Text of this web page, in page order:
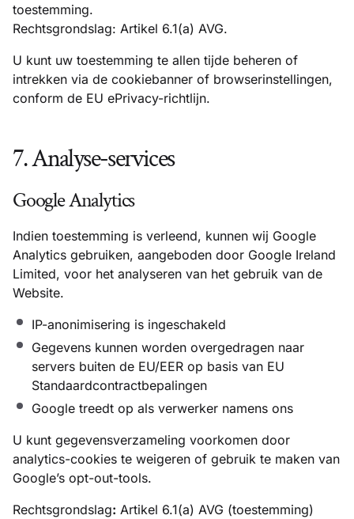
toestemming.
Rechtsgrondslag: Artikel 6.1(a) AVG.
U kunt uw toestemming te allen tijde beheren of
intrekken via de cookiebanner of browserinstellingen,
conform de EU ePrivacy-richtlijn.
7. Analyse-services
Google Analytics
Indien toestemming is verleend, kunnen wij Google
Analytics gebruiken, aangeboden door Google Ireland
Limited, voor het analyseren van het gebruik van de
Website.
IP-anonimisering is ingeschakeld
Gegevens kunnen worden overgedragen naar
servers buiten de EU/EER op basis van EU
Standaardcontractbepalingen
Google treedt op als verwerker namens ons
U kunt gegevensverzameling voorkomen door
analytics-cookies te weigeren of gebruik te maken van
Google’s opt-out-tools.
Rechtsgrondslag: Artikel 6.1(a) AVG (toestemming)